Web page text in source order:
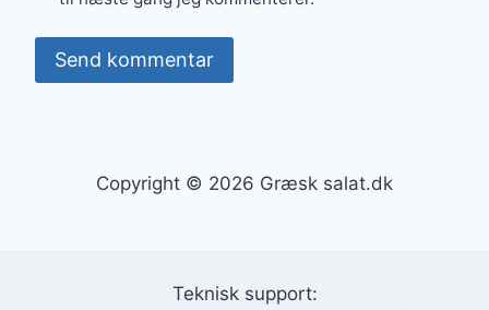
Copyright © 2026 Græsk salat.dk
Teknisk support: